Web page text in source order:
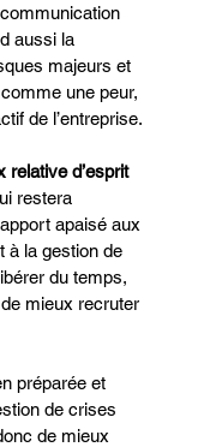
aussi la
majeurs et
une peur,
de l’entreprise.​
relative d’esprit​
restera
apaisé aux
à la gestion de
du temps,
mieux recruter
préparée et
de crises
de mieux